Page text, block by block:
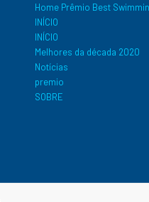
Home Prêmio Best
INÍCIO
INÍCIO
Melhores da década 2020
Notícias
premio
SOBRE